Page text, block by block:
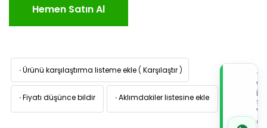
Hemen Satın Al
·Ürünü karşılaştırma listeme ekle ( Karşılaştır )
·Fiyatı düşünce bildir ·Aklımdakiler listesine ekle
İLE